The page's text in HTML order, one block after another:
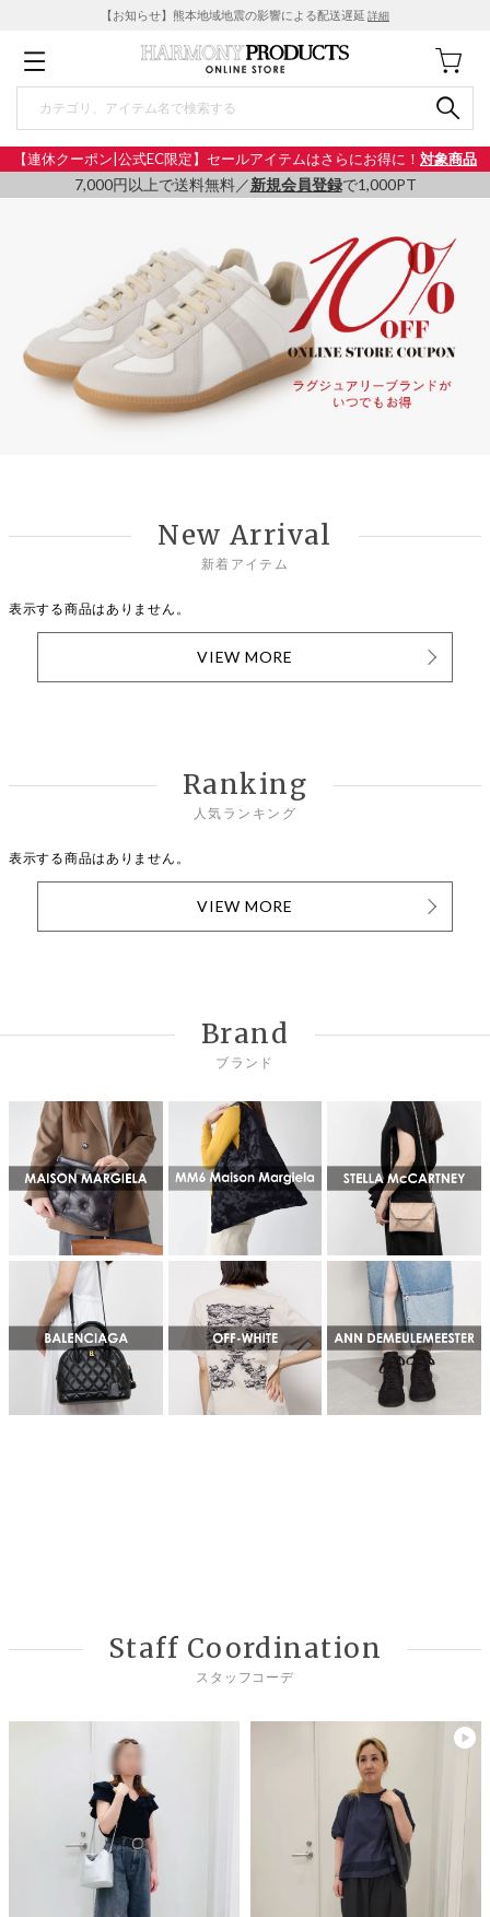
【お知らせ】熊本地域地震の影響による配送遅延 詳細
【連休クーポン|公式EC限定】セールアイテムはさらにお得に！ 対象商品
7,000円以上で送料無料／新規会員登録で1,000PT
New Arrival
新着アイテム
表示する商品はありません。
VIEW MORE
Ranking
人気ランキング
表示する商品はありません。
VIEW MORE
Brand
ブランド
Staff Coordination
スタッフコーデ